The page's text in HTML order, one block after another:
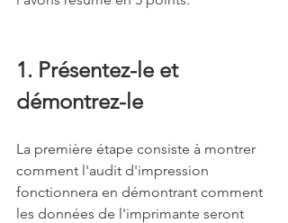
1. Présentez-le et
démontrez-le
La première étape consiste à montrer
comment l'audit d'impression
fonctionnera en démontrant comment
les données de l'imprimante seront